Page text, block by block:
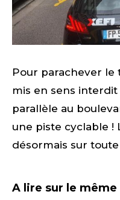
Pour parachever le
mis en sens interdit
parallèle au
une piste cyclable !
désormais sur
A lire sur le même